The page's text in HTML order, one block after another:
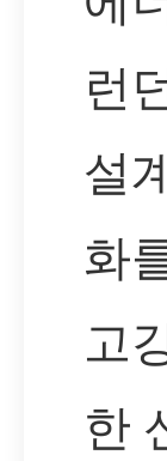
런
설
화
고
한